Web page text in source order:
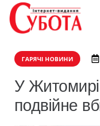
ГАРЯЧІ НОВИНИ
У Житомирі
подвійне